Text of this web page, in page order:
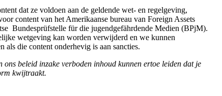
dat ze voldoen aan de geldende wet- en regelgeving,
content van het Amerikaanse bureau van Foreign Assets
Bundesprüfstelle für die jugendgefährdende Medien (BPjM).
wetgeving kan worden verwijderd en we kunnen
als die content onderhevig is aan sancties.
ons beleid inzake verboden inhoud kunnen ertoe leiden dat je
kwijtraakt.